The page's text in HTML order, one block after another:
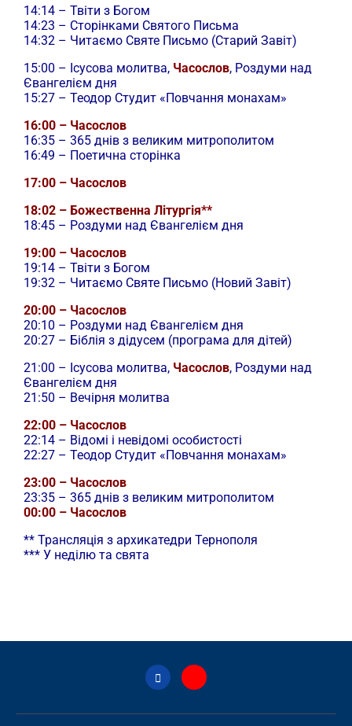
14:14 – Твіти з Богом
14:23 – Сторінками Святого Письма
14:32 – Читаємо Святе Письмо (Старий Завіт)
15:00 – Ісусова молитва, Часослов, Роздуми над
Євангелієм дня
15:27 – Теодор Студит «Повчання монахам»
16:00 – Часослов
16:35 – 365 днів з великим митрополитом
16:49 – Поетична сторінка
17:00 – Часослов
18:02 – Божественна Літургія**
18:45 – Роздуми над Євангелієм дня
19:00 – Часослов
19:14 – Твіти з Богом
19:32 – Читаємо Святе Письмо (Новий Завіт)
20:00 – Часослов
20:10 – Роздуми над Євангелієм дня
20:27 – Біблія з дідусем (програма для дітей)
21:00 – Ісусова молитва, Часослов, Роздуми над
Євангелієм дня
21:50 – Вечірня молитва
22:00 – Часослов
22:14 – Відомі і невідомі особистості
22:27 – Теодор Студит «Повчання монахам»
23:00 – Часослов
23:35 – 365 днів з великим митрополитом
00:00 – Часослов
** Трансляція з архикатедри Тернополя
*** У неділю та свята